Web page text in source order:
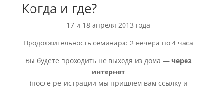
Когда и где?
17 и 18 апреля 2013 года
Продолжительность семинара: 2 вечера по 4 часа
Вы будете проходить не выходя из дома — через
интернет
(после регистрации мы пришлем вам ссылку и